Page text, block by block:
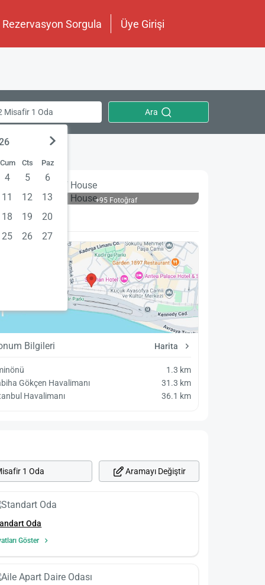
Rezervasyon Sorgula Üye Girişi
Cum Cts Paz
4 5
6
11 12
13
18 19
20
25 26
27
Misafir 1 Oda Ara
+95 Fotoğraf
Bilgileri Harita
1.3 km
Gökçen Havalimanı
31.3 km
Havalimanı
36.1 km
1 Oda Aramayı Değiştir
Oda
Göster